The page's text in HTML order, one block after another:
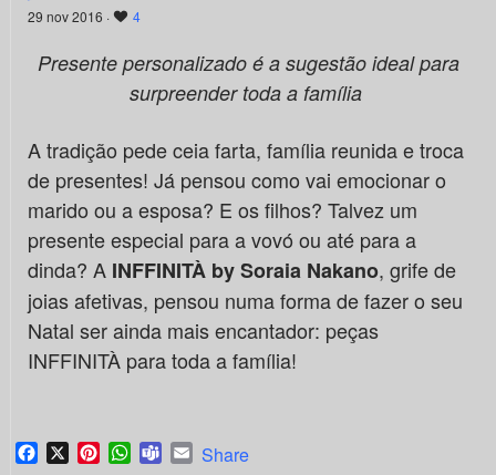
29 nov 2016 · 4
Presente personalizado é a sugestão ideal para
surpreender toda a família
A tradição pede ceia farta, família reunida e troca
de presentes! Já pensou como vai emocionar o
marido ou a esposa? E os filhos? Talvez um
presente especial para a vovó ou até para a
dinda? A INFFINITÀ by Soraia Nakano, grife de
joias afetivas, pensou numa forma de fazer o seu
Natal ser ainda mais encantador: peças
INFFINITÀ para toda a família!
Facebook
X PinterestWhatsApp
TeamsEmail
Share